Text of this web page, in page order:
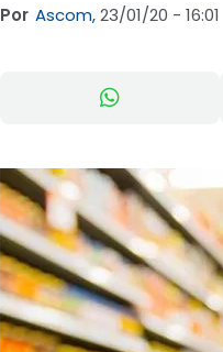
Por Ascom,23/01/20 - 16:01